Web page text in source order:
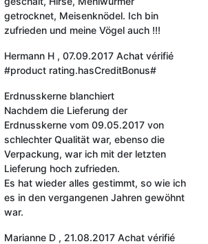
getrocknet, Meisenknödel. Ich bin
zufrieden und meine Vögel auch !!!
Hermann H , 07.09.2017 Achat vérifié
#product rating.hasCreditBonus#
Erdnusskerne blanchiert
Nachdem die Lieferung der
Erdnusskerne vom 09.05.2017 von
schlechter Qualität war, ebenso die
Verpackung, war ich mit der letzten
Lieferung hoch zufrieden.
Es hat wieder alles gestimmt, so wie ich
es in den vergangenen Jahren gewöhnt
war.
Marianne D , 21.08.2017 Achat vérifié